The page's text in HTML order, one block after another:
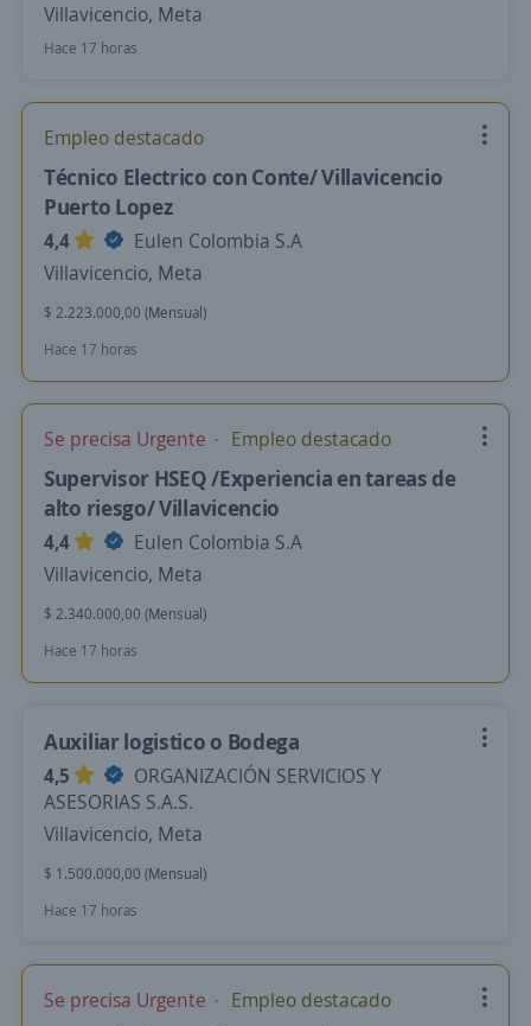
Villavicencio, Meta
Hace 17 horas
Empleo destacado
Técnico Electrico con Conte/ Villavicencio
Puerto Lopez
4,4
Eulen Colombia S.A
Villavicencio, Meta
$ 2.223.000,00 (Mensual)
Hace 17 horas
Se precisa Urgente Empleo destacado
Supervisor HSEQ /Experiencia en tareas de
alto riesgo/ Villavicencio
4,4
Eulen Colombia S.A
Villavicencio, Meta
$ 2.340.000,00 (Mensual)
Hace 17 horas
Auxiliar logistico o Bodega
4,5
ORGANIZACIÓN SERVICIOS Y
ASESORIAS S.A.S.
Villavicencio, Meta
$ 1.500.000,00 (Mensual)
Hace 17 horas
Se precisa Urgente Empleo destacado